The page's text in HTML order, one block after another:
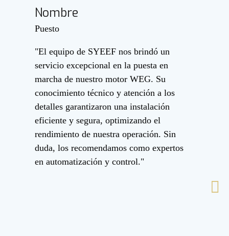
Nombre
Puesto
"El equipo de SYEEF nos brindó un
servicio excepcional en la puesta en
marcha de nuestro motor WEG. Su
conocimiento técnico y atención a los
detalles garantizaron una instalación
eficiente y segura, optimizando el
rendimiento de nuestra operación. Sin
duda, los recomendamos como expertos
en automatización y control."